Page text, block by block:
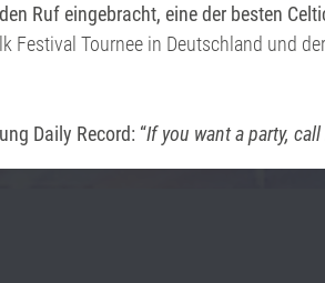
Ruf eingebracht, eine der besten
Tournee in Deutschland und
Daily Record: “If you want a party,